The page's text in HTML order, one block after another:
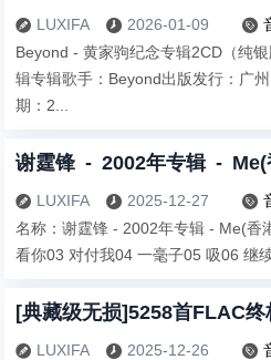
 LUXIFA  2026-01-09 
Beyond - 黄家驹纪念专辑2CD（纯
辑专辑歌手：Beyond出版发行：广
期：2...
 LUXIFA  2025-12-27 
名称：谢霆锋 - 2002年专辑 - Me(香
看你03 对付我04 一毫子05 吸06 继
 LUXIFA  2025-12-26 